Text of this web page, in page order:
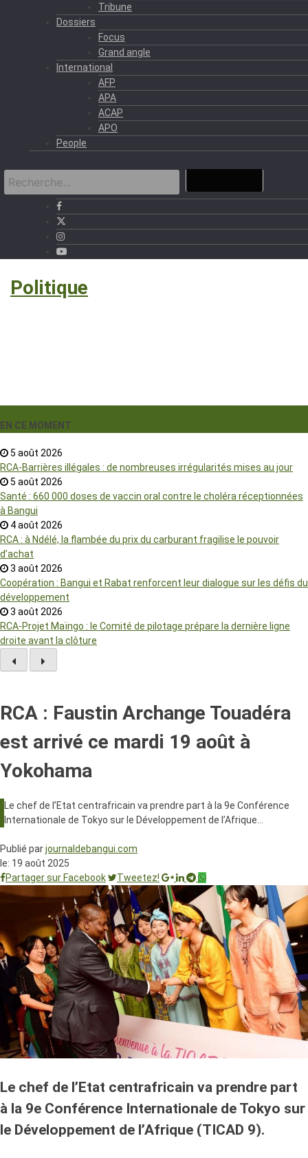
Tribune
Dossiers
Focus
Grand angle
International
AFP
APA
ACAP
APO
People
Politique
EN CE MOMENT
5 août 2026
RCA-Barrières illégales : de nombreuses irrégularités mises au jour
5 août 2026
Santé : 660 000 doses de vaccin oral contre le choléra réceptionnées
à Bangui
4 août 2026
RCA : à Ndélé, la flambée du prix du carburant fragilise le pouvoir
d’achat
3 août 2026
Coopération : Bangui et Rabat renforcent leur dialogue sur les défis du
développement
3 août 2026
RCA-Projet Maïngo : le Comité de pilotage prépare la dernière ligne
droite avant la clôture
RCA : Faustin Archange Touadéra
est arrivé ce mardi 19 août à
Yokohama
Le chef de l’Etat centrafricain va prendre part à la 9e Conférence
Internationale de Tokyo sur le Développement de l’Afrique…
Publié parjournaldebangui.com
le: 19 août 2025
Partager sur Facebook
Tweetez!
Le chef de l’Etat centrafricain va prendre part
à la 9e Conférence Internationale de Tokyo sur
le Développement de l’Afrique (TICAD 9).